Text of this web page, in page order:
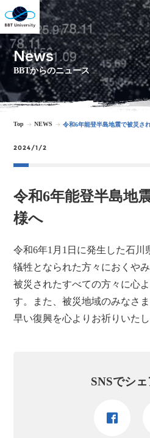
News
BBTからのニュース
Top NEWS 令和6年能登半島地震で被災さ
2024/1/2
令和6年能登半島地
様へ
令和6年1月1日に発生した石川
犠牲となられた方々におくや
被災されたすべての方々に心
す。また、被災地域のみなさ
早い復興を心よりお祈りいたし
SNSでシ